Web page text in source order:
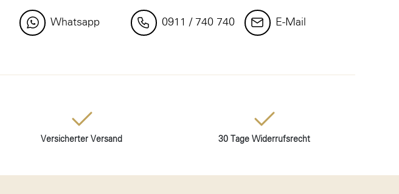
Whatsapp 0911 / 740 740 E-Mail
Versicherter Versand 30 Tage Widerrufsrecht